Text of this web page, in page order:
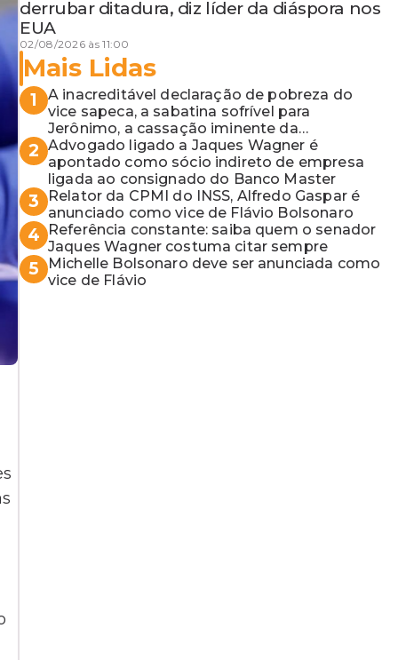
derrubar ditadura, diz líder da diáspora nos
EUA
02/08/2026 às 11:00
Mais Lidas
1
A inacreditável declaração de pobreza do
vice sapeca, a sabatina sofrível para
Jerônimo, a cassação iminente da
desembargadora e a vaga do Quinto para o
MP baiano
2 Advogado ligado a Jaques Wagner é
apontado como sócio indireto de empresa
ligada ao consignado do Banco Master
3
Relator da CPMI do INSS, Alfredo Gaspar é
anunciado como vice de Flávio Bolsonaro
4
Referência constante: saiba quem o senador
Jaques Wagner costuma citar sempre
5
Michelle Bolsonaro deve ser anunciada como
vice de Flávio